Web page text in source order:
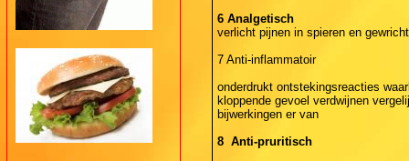
6 Analgetisch
verlicht pijnen in spieren en
7 Anti-inflammatoir
onderdrukt ontstekingsreacties
kloppende gevoel verdwijnen
bijwerkingen er van
8 Anti-pruritisch